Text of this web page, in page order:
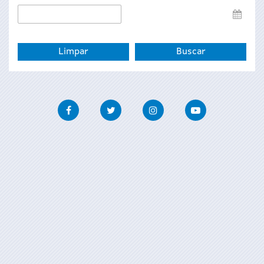
de
FacebookTwitter InstagramYoutube